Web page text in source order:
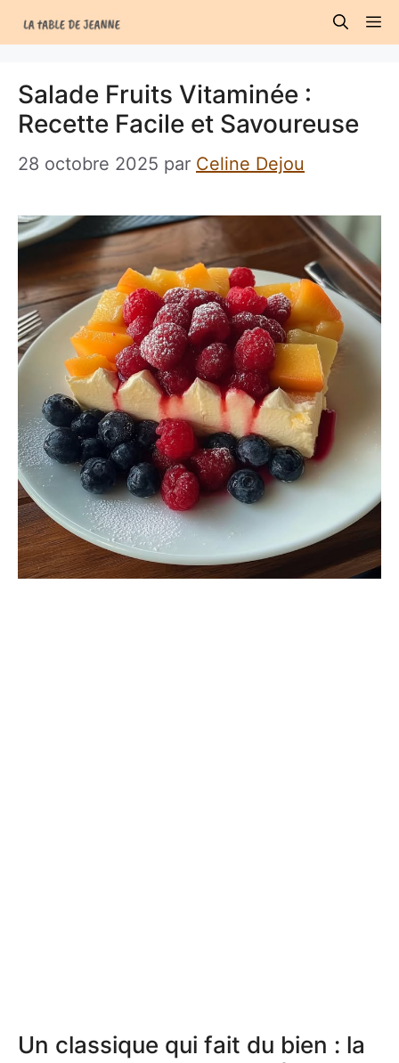
au
Salade Fruits Vitaminée :
Recette Facile et Savoureuse
28 octobre 2025 par Celine Dejou
Un classique qui fait du bien : la